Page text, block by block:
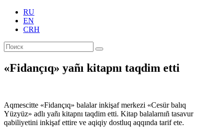
RU
EN
CRH
«Fidançıq» yañı kitapnı taqdim etti
Aqmescitte «Fidançıq» balalar inkişaf merkezi «Cesür balıq
Yüzyüz» adlı yañı kitapnı taqdim etti. Kitap balalarnıñ tasavur
qabiliyetini inkişaf ettire ve aqiqiy dostluq aqqında tarif ete.